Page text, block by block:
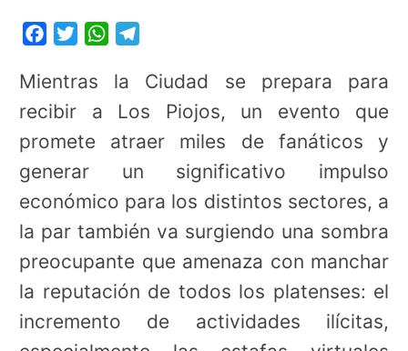
FacebookTwitterWhatsApp
Mientras la Ciudad se prepara para
recibir a Los Piojos, un evento que
promete atraer miles de fanáticos y
generar un significativo impulso
económico para los distintos sectores, a
la par también va surgiendo una sombra
preocupante que amenaza con manchar
la reputación de todos los platenses: el
incremento de actividades ilícitas,